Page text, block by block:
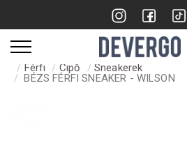
Férfi Cipő
Sneakerek
BÉZS FÉRFI SNEAKER - WILSON